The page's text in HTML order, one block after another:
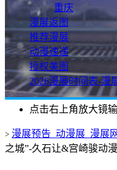
重庆
漫展返图
推荐漫展
动漫速递
授权美图
2026漫展时间表-漫
点击右上角放大镜
> 漫展预告_动漫展_漫展
之城”-久石让&宫崎骏动